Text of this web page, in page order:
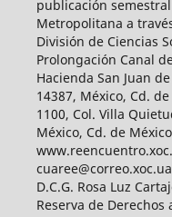
publicación
Metropolitana a
División de Ciencias
Prolongación Canal
Hacienda San Juan
14387, México, Cd.
1100, Col. Villa
México, Cd. de
D.C.G. Rosa Luz
Reserva de Derechos